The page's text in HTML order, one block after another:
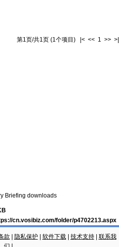
第1页/共1页 (1个项目) |< << 1 >> >|
Briefing downloads
cn.vosibiz.com/folder/p4702213.aspx
款 隐私保护| 软件下载| 技术支持| 联系我